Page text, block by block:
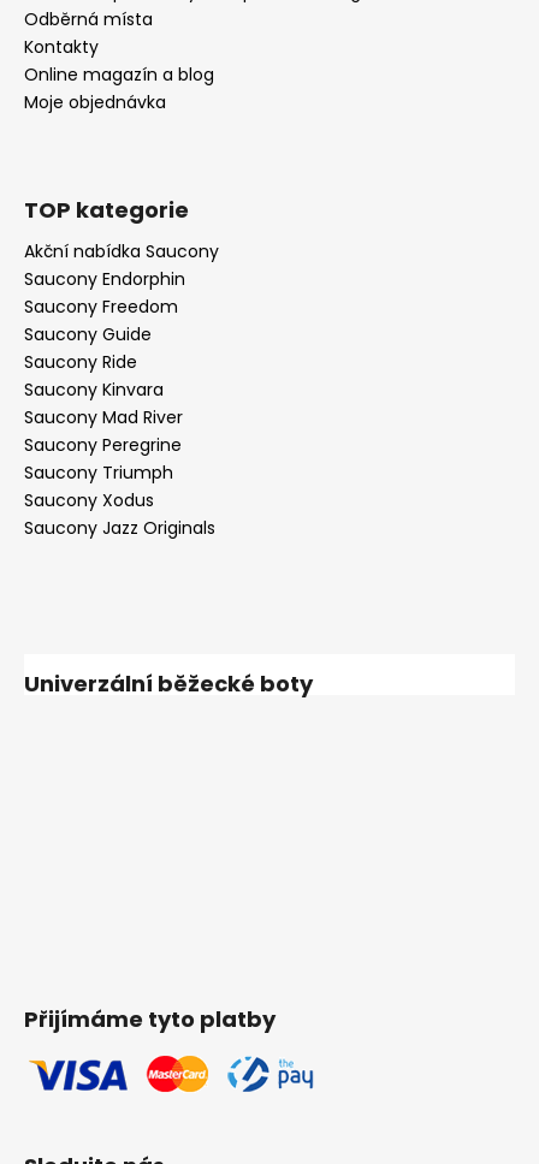
Odběrná místa
Kontakty
Online magazín a blog
Moje objednávka
TOP kategorie
Akční nabídka Saucony
Saucony Endorphin
Saucony Freedom
Saucony Guide
Saucony Ride
Saucony Kinvara
Saucony Mad River
Saucony Peregrine
Saucony Triumph
Saucony Xodus
Saucony Jazz Originals
Univerzální běžecké boty
Přijímáme tyto platby